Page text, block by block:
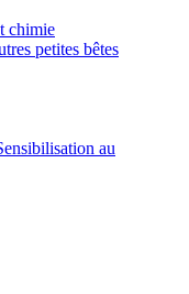
chimie
petites bêtes
au